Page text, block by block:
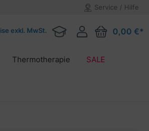
Service / Hilfe
exkl. MwSt. 0,00 €*
Thermotherapie SALE